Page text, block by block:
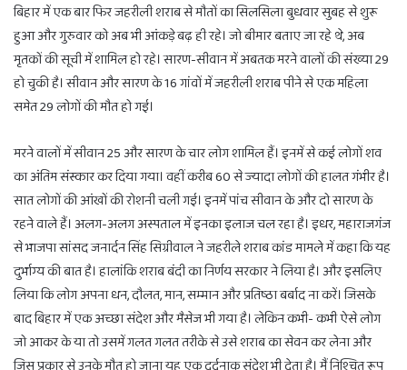
बिहार में एक बार फिर जहरीली शराब से मौतों का सिलसिला बुधवार सुबह से शुरू
हुआ और गुरुवार को अब भी आंकड़े बढ़ ही रहे। जो बीमार बताए जा रहे थे, अब
मृतकों की सूची में शामिल हो रहे। सारण-सीवान में अबतक मरने वालों की संख्या 29
हो चुकी है। सीवान और सारण के 16 गांवों में जहरीली शराब पीने से एक महिला
समेत 29 लोगों की मौत हो गई।
मरने वालों में सीवान 25 और सारण के चार लोग शामिल हैं। इनमें से कई लोगों शव
का अंतिम संस्कार कर दिया गया। वहीं करीब 60 से ज्यादा लोगों की हालत गंभीर है।
सात लोगों की आंखों की रोशनी चली गई। इनमें पांच सीवान के और दो सारण के
रहने वाले हैं। अलग-अलग अस्पताल में इनका इलाज चल रहा है। इधर, महाराजगंज
से भाजपा सांसद जनार्दन सिंह सिग्रीवाल ने जहरीले शराब कांड मामले में कहा कि यह
दुर्भाग्य की बात है। हालांकि शराब बंदी का निर्णय सरकार ने लिया है। और इसलिए
लिया कि लोग अपना धन, दौलत, मान, सम्मान और प्रतिष्ठा बर्बाद ना करें। जिसके
बाद बिहार में एक अच्छा संदेश और मैसेज भी गया है। लेकिन कभी- कभी ऐसे लोग
जो आकर के या तो उसमें गलत गलत तरीके से उसे शराब का सेवन कर लेना और